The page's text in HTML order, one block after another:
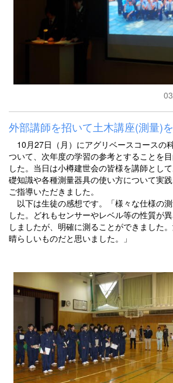
外部講師を招いて土木講座(測量)
10月27日（月）にアグリベースコースの
ついて、次年度の学習の参考とすることを
した。当日は小樽建世会の皆様を講師とし
礎知識や各種測量器具の使い方について実
ご指導いただきました。
以下は生徒の感想です。「様々な仕様の
した。どれもセンサーやレベル等の性質が
しましたが、明確に測ることができました
晴らしいものだと思いました。」